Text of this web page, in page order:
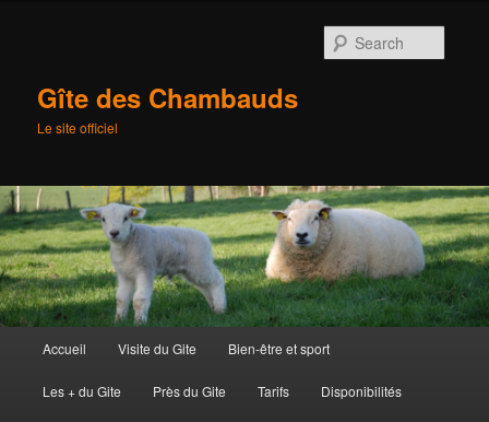
Gîte des Chambauds
Le site officiel
Skip
to
Accueil Visite du Gite Bien-être et sport
Les + du Gite Près du Gite Tarifs Disponibilités